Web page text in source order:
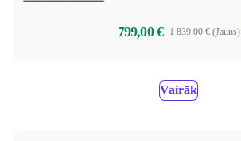
799,00 € 1 839,00 € (Jauns)
Vairāk